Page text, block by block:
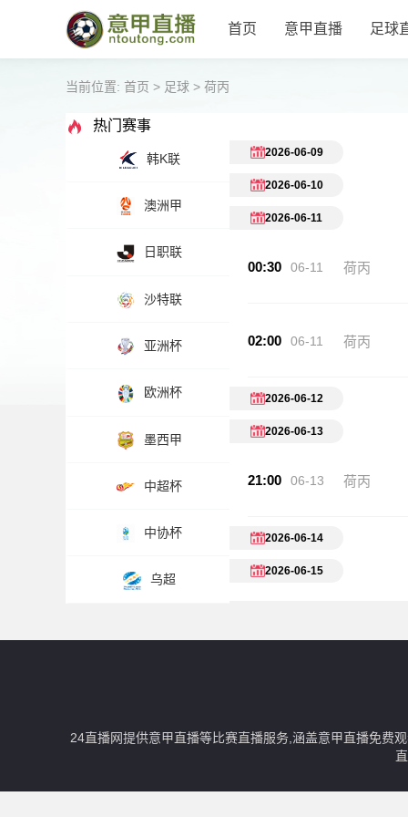
首页 意甲直播 足球
当前位置: 首页 > 足球 > 荷丙
热门赛事
韩K联
澳洲甲
日职联
沙特联
亚洲杯
欧洲杯
墨西甲
中超杯
中协杯
乌超
2026-06-09
2026-06-10
2026-06-11
00:30 06-11 荷丙
02:00 06-11 荷丙
2026-06-12
2026-06-13
21:00 06-13 荷丙
2026-06-14
2026-06-15
24直播网提供意甲直播等比赛直播服务,涵盖意甲直播免费